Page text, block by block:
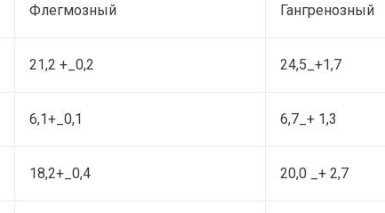
Флегмозный Гангренозный
21,2 +_0,2 24,5_+1,7
6,1+_0,1 6,7_+ 1,3
18,2+_0,4 20,0 _+ 2,7